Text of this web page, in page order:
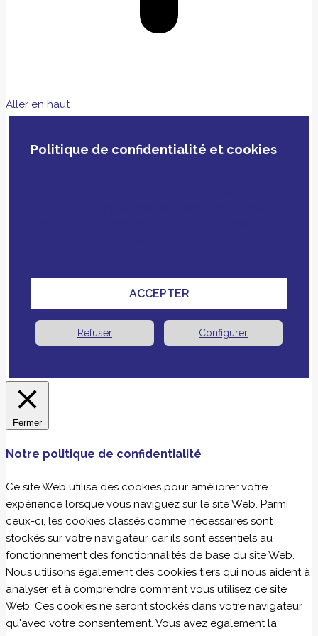
Aller en haut
Politique de confidentialité et cookies
ACCEPTER
Refuser Configurer
Fermer
Notre politique de confidentialité
Ce site Web utilise des cookies pour améliorer votre
expérience lorsque vous naviguez sur le site Web. Parmi
ceux-ci, les cookies classés comme nécessaires sont
stockés sur votre navigateur car ils sont essentiels au
fonctionnement des fonctionnalités de base du site Web.
Nous utilisons également des cookies tiers qui nous aident à
analyser et à comprendre comment vous utilisez ce site
Web. Ces cookies ne seront stockés dans votre navigateur
qu'avec votre consentement. Vous avez également la